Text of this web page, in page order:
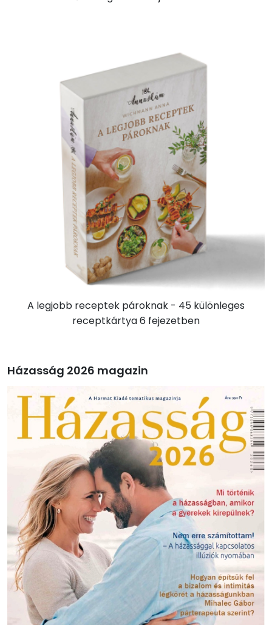
A legjobb receptek pároknak - 45 különleges
receptkártya 6 fejezetben
Házasság 2026 magazin